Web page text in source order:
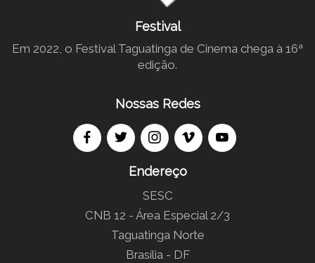
Festival
Em 2022, o Festival Taguatinga de Cinema chega à 16ª
edição.
Nossas Redes
Endereço
SESC
CNB 12 - Área Especial 2/3
Taguatinga Norte
Brasília - DF